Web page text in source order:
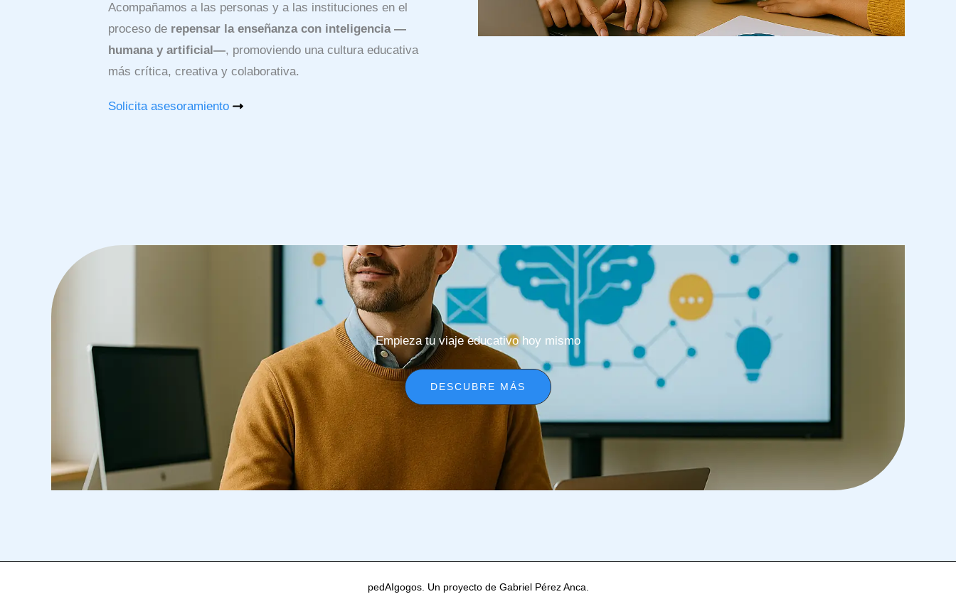
Acompañamos a las personas y a las instituciones en el
proceso de repensar la enseñanza con inteligencia —
humana y artificial—, promoviendo una cultura educativa
más crítica, creativa y colaborativa.
Solicita asesoramiento
Empieza tu viaje educativo hoy mismo
DESCUBRE MÁS
pedAIgogos. Un proyecto de Gabriel Pérez Anca.